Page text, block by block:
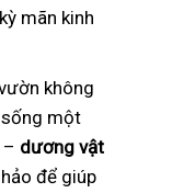
mãn kinh
không
một
dương vật
để giúp